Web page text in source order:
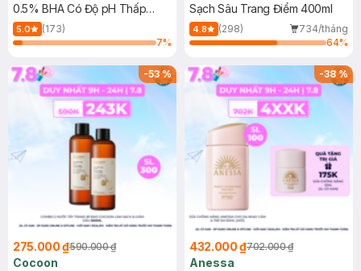
0.5% BHA Có Độ pH Thấp
150ml
5.0
(173)
7%
Sạch Sâu Trang Điểm 400ml
4.8 (298)
734/tháng
64%
-53%
275.000 ₫590.000 ₫
Cocoon
-38%
432.000 ₫702.000 ₫
Anessa